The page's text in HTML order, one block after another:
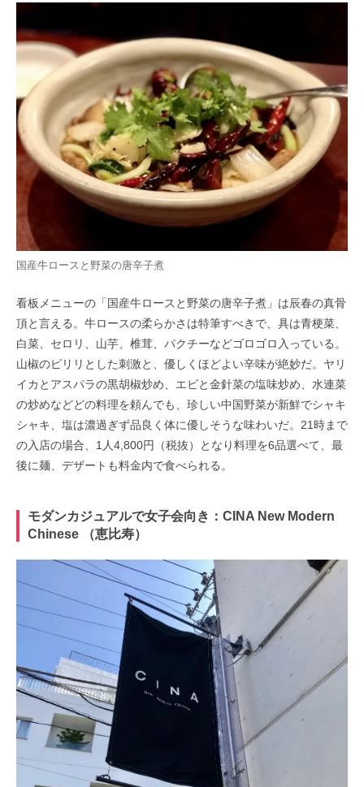
国産牛ロースと野菜の唐辛子煮
看板メニューの「国産牛ロースと野菜の唐辛子煮」は辰春の真骨
頂と言える。牛ロースの柔らかさは特筆すべきで、具は青梗菜、
白菜、セロリ、山芋、椎茸、パクチーなどゴロゴロ入っている。
山椒のピリリとした刺激と、優しくほどよい辛味が絶妙だ。ヤリ
イカとアスパラの黒胡椒炒め、エビと金針菜の塩味炒め、水連菜
の炒めなどどの料理を頼んでも、珍しい中国野菜が新鮮でシャキ
シャキ、塩は濃過ぎず品良く体に優しそうな味わいだ。21時まで
の入店の場合、1人4,800円（税抜）となり料理を6品選べて、最
後に麺、デザートも料金内で食べられる。
モダンカジュアルで女子会向き： CINA New Modern
Chinese （恵比寿）